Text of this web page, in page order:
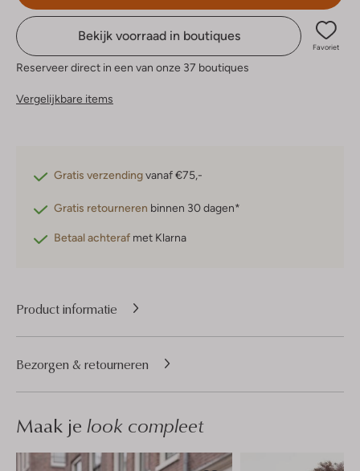
Bekijk voorraad in boutiques
Favoriet
Reserveer direct in een van onze 37 boutiques
Vergelijkbare items
Gratis verzendingvanaf €75,-
Gratis retourneren binnen 30 dagen*
Betaal achteraf met Klarna
Product informatie
Bezorgen & retourneren
Maak je look compleet